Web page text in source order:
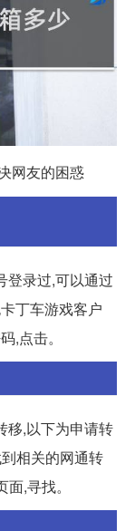
网友的困惑
登录过,可以通过
丁车游戏客户
,点击。
移,以下为申请转
相关的网通转
,寻找。